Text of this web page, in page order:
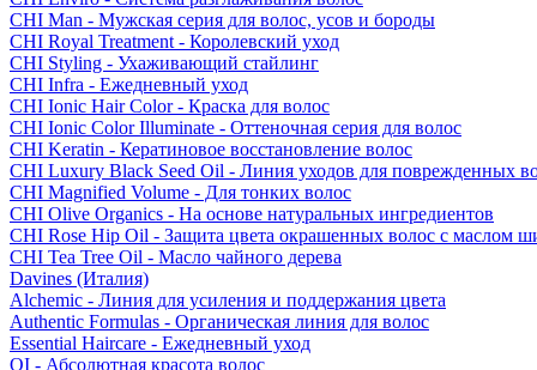
CHI Man - Мужская серия для волос, усов и бороды
CHI Royal Treatment - Королевский уход
CHI Styling - Ухаживающий стайлинг
CHI Infra - Ежедневный уход
CHI Ionic Hair Color - Краска для волос
CHI Ionic Color Illuminate - Оттеночная серия для волос
CHI Keratin - Кератиновое восстановление волос
CHI Luxury Black Seed Oil - Линия уходов для поврежденных
CHI Magnified Volume - Для тонких волос
CHI Olive Organics - На основе натуральных ингредиентов
CHI Rose Hip Oil - Защита цвета окрашенных волос с маслом
CHI Tea Tree Oil - Масло чайного дерева
Davines (Италия)
Alchemic - Линия для усиления и поддержания цвета
Authentic Formulas - Органическая линия для волос
Essential Haircare - Eжедневный уход
OI - Абсолютная красота волос